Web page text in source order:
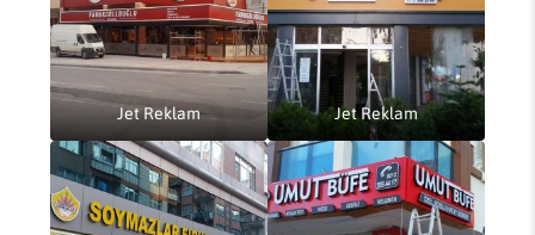
Jet Reklam Jet Reklam